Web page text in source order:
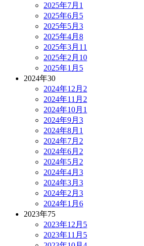
2025年7月 1
2025年6月 5
2025年5月 3
2025年4月 8
2025年3月 11
2025年2月 10
2025年1月 5
2024年30
2024年12月 2
2024年11月 2
2024年10月 1
2024年9月 3
2024年8月 1
2024年7月 2
2024年6月 2
2024年5月 2
2024年4月 3
2024年3月 3
2024年2月 3
2024年1月 6
2023年75
2023年12月 5
2023年11月 5